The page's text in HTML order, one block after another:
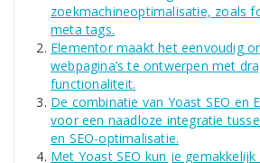
zoekmachineoptimalisatie, zoals
meta tags.
Elementor maakt het eenvoudig
webpagina’s te ontwerpen met
functionaliteit.
De combinatie van Yoast SEO en
voor een naadloze integratie
en SEO-optimalisatie.
Met Yoast SEO kun je gemakkelijk